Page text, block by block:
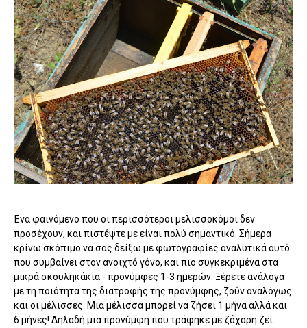
Ένα φαινόμενο που οι περισσότεροι μελισσοκόμοι δεν
προσέχουν, και πιστέψτε με είναι πολύ σημαντικό. Σήμερα
κρίνω σκόπιμο να σας δείξω με φωτογραφίες αναλυτικά αυτό
που συμβαίνει στον ανοιχτό γόνο, και πιο συγκεκριμένα στα
μικρά σκουληκάκια - προνύμφες 1-3 ημερών. Ξέρετε ανάλογα
με τη ποιότητα της διατροφής της προνύμφης, ζούν αναλόγως
και οι μέλισσες. Μια μέλισσα μπορεί να ζήσει 1 μήνα αλλά και
6 μήνες! Δηλαδή μια προνύμφη που τράφηκε με ζάχαρη ζεί